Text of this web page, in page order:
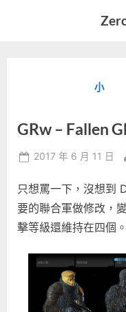
發
活
事
小
GRw – Fallen
Posted
2017 年 6 月 11 日
只想罵一下，沒想到
要的聯合軍做修改，
擊等級還維持在四個。